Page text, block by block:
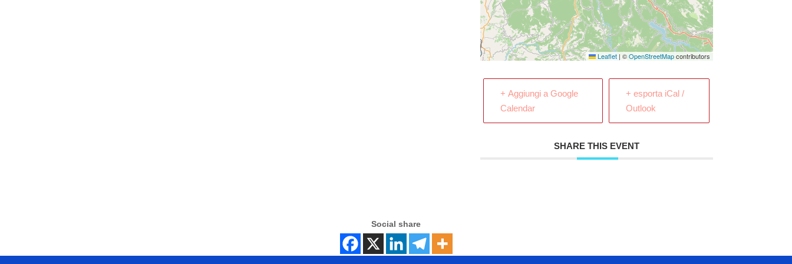
Leaflet | ©OpenStreetMapcontributors
+ Aggiungi a Google
Calendar
+ esporta iCal /
Outlook
SHARE THIS EVENT
Social share